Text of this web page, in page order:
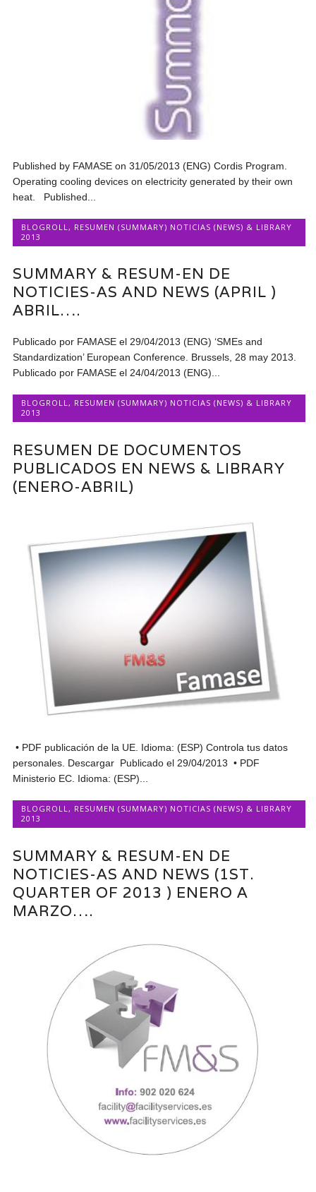
Published by FAMASE on 31/05/2013 (ENG) Cordis Program.
Operating cooling devices on electricity generated by their own
heat. Published...
BLOGROLL , RESUMEN (SUMMARY) NOTICIAS (NEWS) & LIBRARY
2013
SUMMARY & RESUM-EN DE
NOTICIES-AS AND NEWS (APRIL )
ABRIL….
Publicado por FAMASE el 29/04/2013 (ENG) ‘SMEs and
Standardization’ European Conference. Brussels, 28 may 2013.
Publicado por FAMASE el 24/04/2013 (ENG)...
BLOGROLL, RESUMEN (SUMMARY) NOTICIAS (NEWS) & LIBRARY
2013
RESUMEN DE DOCUMENTOS
PUBLICADOS EN NEWS & LIBRARY
(ENERO-ABRIL)
• PDF publicación de la UE. Idioma: (ESP) Controla tus datos
personales. Descargar Publicado el 29/04/2013 • PDF
Ministerio EC. Idioma: (ESP)...
BLOGROLL, RESUMEN (SUMMARY) NOTICIAS (NEWS) & LIBRARY
2013
SUMMARY & RESUM-EN DE
NOTICIES-AS AND NEWS (1ST.
QUARTER OF 2013 ) ENERO A
MARZO….